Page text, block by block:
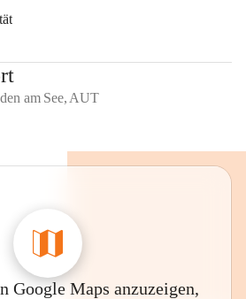
am See, AUT
Google Maps anzuzeigen,